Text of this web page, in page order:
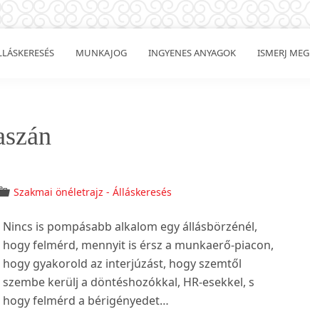
MUNKAJOG INGYENES ANYAGOK ISMERJ MEG
Szakmai önéletrajz - Álláskeresés
Nincs is pompásabb alkalom egy állásbörzénél,
hogy felmérd, mennyit is érsz a munkaerő-piacon,
hogy gyakorold az interjúzást, hogy szemtől
szembe kerülj a döntéshozókkal, HR-esekkel, s
hogy felmérd a bérigényedet…